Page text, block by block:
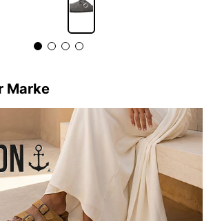
Marke